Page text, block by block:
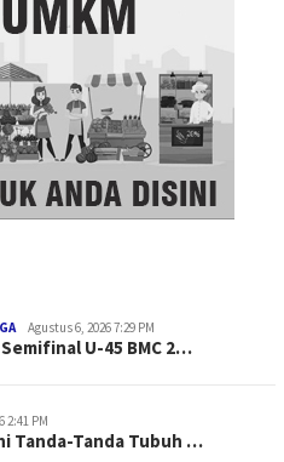
Agustus 6, 2026 7:29 PM
U-45 BMC 2…
2:41 PM
Tanda-Tanda Tubuh …